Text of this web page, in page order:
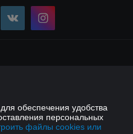
обеспечения удобства
персональных
файлы cookies или